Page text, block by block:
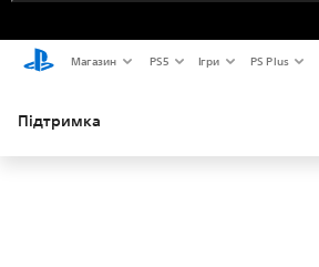
Магазин PS5 Ігри PS Plus
Підтримка